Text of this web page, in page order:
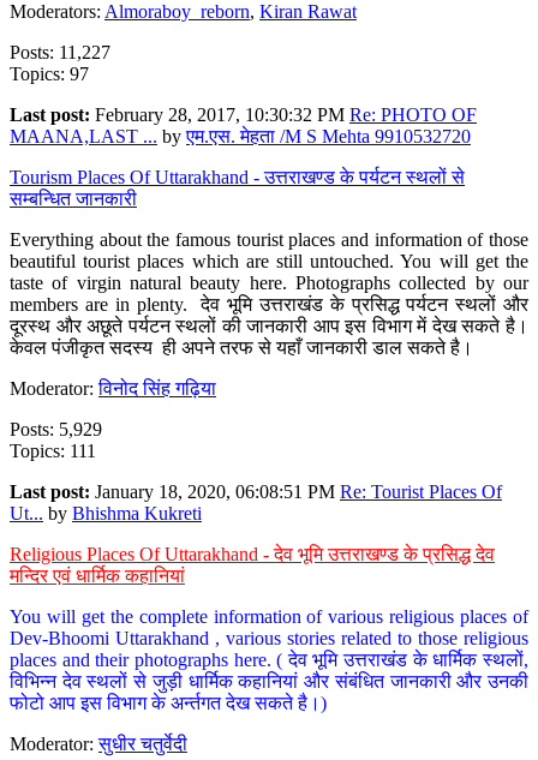
Moderators: Almoraboy_reborn, Kiran Rawat
Posts: 11,227
Topics: 97
Last post: February 28, 2017, 10:30:32 PM Re: PHOTO OF
MAANA,LAST ... byएम.एस. मेहता /M S Mehta 9910532720
Tourism Places Of Uttarakhand - उत्तराखण्ड के पर्यटन स्थलों से
सम्बन्धित जानकारी
Everything about the famous tourist places and information of those
beautiful tourist places which are still untouched. You will get the
taste of virgin natural beauty here. Photographs collected by our
members are in plenty. देव भूमि उत्तराखंड के प्रसिद्ध पर्यटन स्थलों और
दूरस्थ और अछूते पर्यटन स्थलों की जानकारी आप इस विभाग में देख सकते है।
केवल पंजीकृत सदस्य ही अपने तरफ से यहाँ जानकारी डाल सकते है।
Moderator:विनोद सिंह गढ़िया
Posts: 5,929
Topics: 111
Last post: January 18, 2020, 06:08:51 PM Re: Tourist Places Of
Ut... by Bhishma Kukreti
Religious Places Of Uttarakhand - देव भूमि उत्तराखण्ड के प्रसिद्ध देव
मन्दिर एवं धार्मिक कहानियां
You will get the complete information of various religious places of
Dev-Bhoomi Uttarakhand , various stories related to those religious
places and their photographs here. ( देव भूमि उत्तराखंड के धार्मिक स्थलों,
विभिन्न देव स्थलों से जुड़ी धार्मिक कहानियां और संबंधित जानकारी और उनकी
फोटो आप इस विभाग के अर्न्तगत देख सकते है।)
Moderator:सुधीर चतुर्वेदी